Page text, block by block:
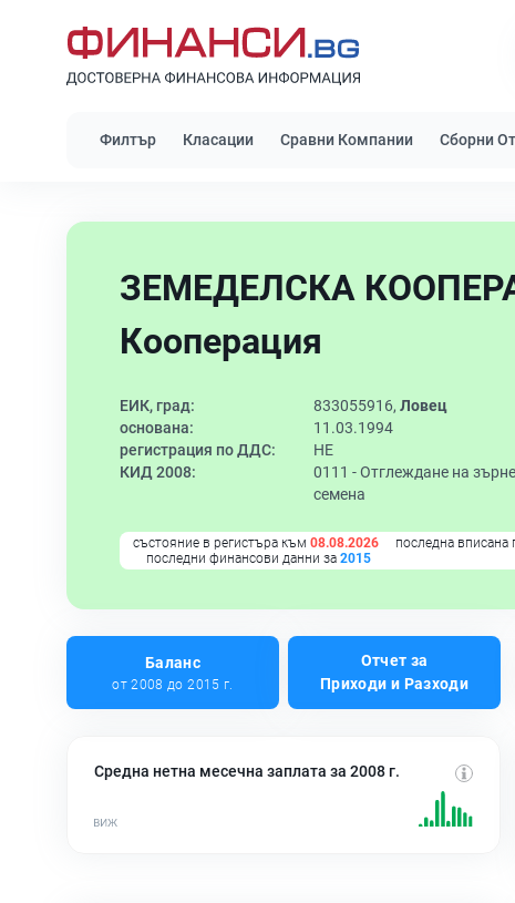
Филтър Класации Сравни Компании Сборни
ЗЕМЕДЕЛСКА
Кооперация
ЕИК, град: 833055916, Ловец
основана:
11.03.1994
регистрация по ДДС:
НЕ
КИД 2008:
0111 -Отглеждане на
семена
състояние в регистъра към 08.08.2026 последна вписана
последни финансови данни за 2015
Баланс
от 2008 до 2015 г.
Отчет за
Приходи и Разходи
Средна нетна месечна заплата за 2008 г.